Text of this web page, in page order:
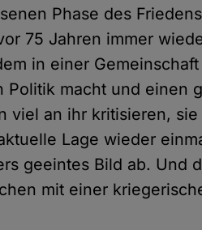
Phase des
75 Jahren immer
in einer Gemeinschaft
macht und einen
viel an ihr kritisieren,
Lage wieder
geeintes Bild ab. Und
mit einer